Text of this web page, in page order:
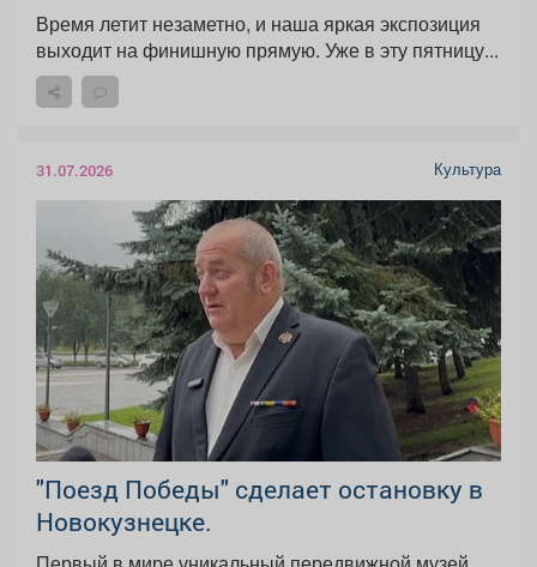
Время летит незаметно, и наша яркая экспозиция
выходит на финишную прямую. Уже в эту пятницу...
31.07.2026 Культура
"Поезд Победы" сделает остановку в
Новокузнецке.